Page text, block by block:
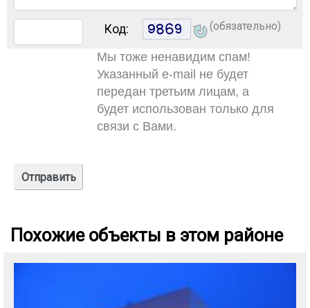
Код: (обязательно)
Мы тоже ненавидим спам!
Указанный e-mail не будет
передан третьим лицам, а
будет использован только для
связи с Вами.
Похожие объекты в этом районе